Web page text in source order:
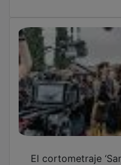
El cortometraje